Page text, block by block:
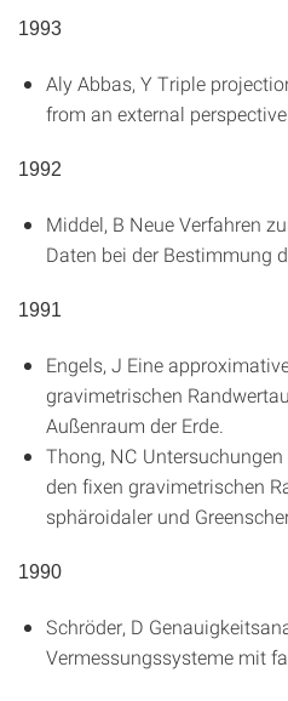
1993
Aly Abbas, Y Triple
from an external
1992
Middel, B Neue Verfahren
Daten bei der Bestimmung
1991
Engels, J Eine
gravimetrischen
Außenraum der Erde
Thong, NC
den fixen gravimetrischen
sphäroidaler und
1990
Schröder, D
Vermessungssysteme mit